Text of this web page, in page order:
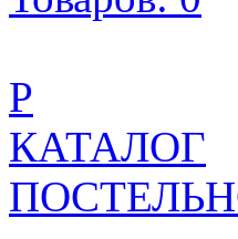
Р
КАТАЛОГ